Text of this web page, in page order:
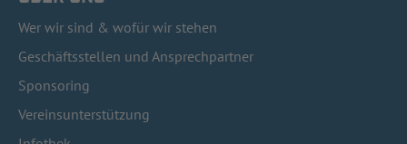
Wer wir sind & wofür wir stehen
Geschäftsstellen und Ansprechpartner
Sponsoring
Vereinsunterstützung